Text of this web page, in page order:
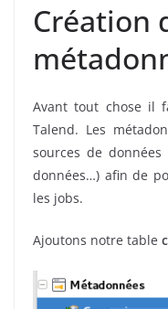
Création
Avant tout chose il
Talend. Les
sources de
données…) afin de
les jobs.
Ajoutons notre table